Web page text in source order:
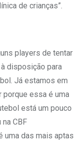
de crianças”.
players de tentar
disposição para
Já estamos em
porque essa é uma
está um pouco
CBF
uma das mais aptas